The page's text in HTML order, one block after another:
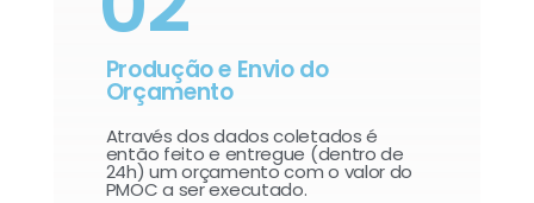
Produção e Envio do
Orçamento
Através dos dados coletados é
então feito e entregue (dentro de
24h) um orçamento com o valor do
PMOC a ser executado.